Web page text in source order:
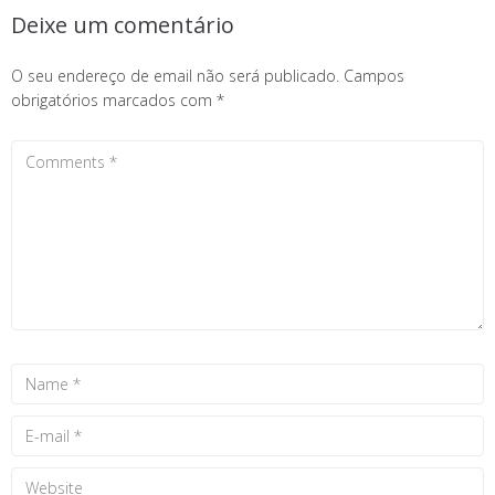
Deixe um comentário
O seu endereço de email não será publicado. Campos
obrigatórios marcados com *